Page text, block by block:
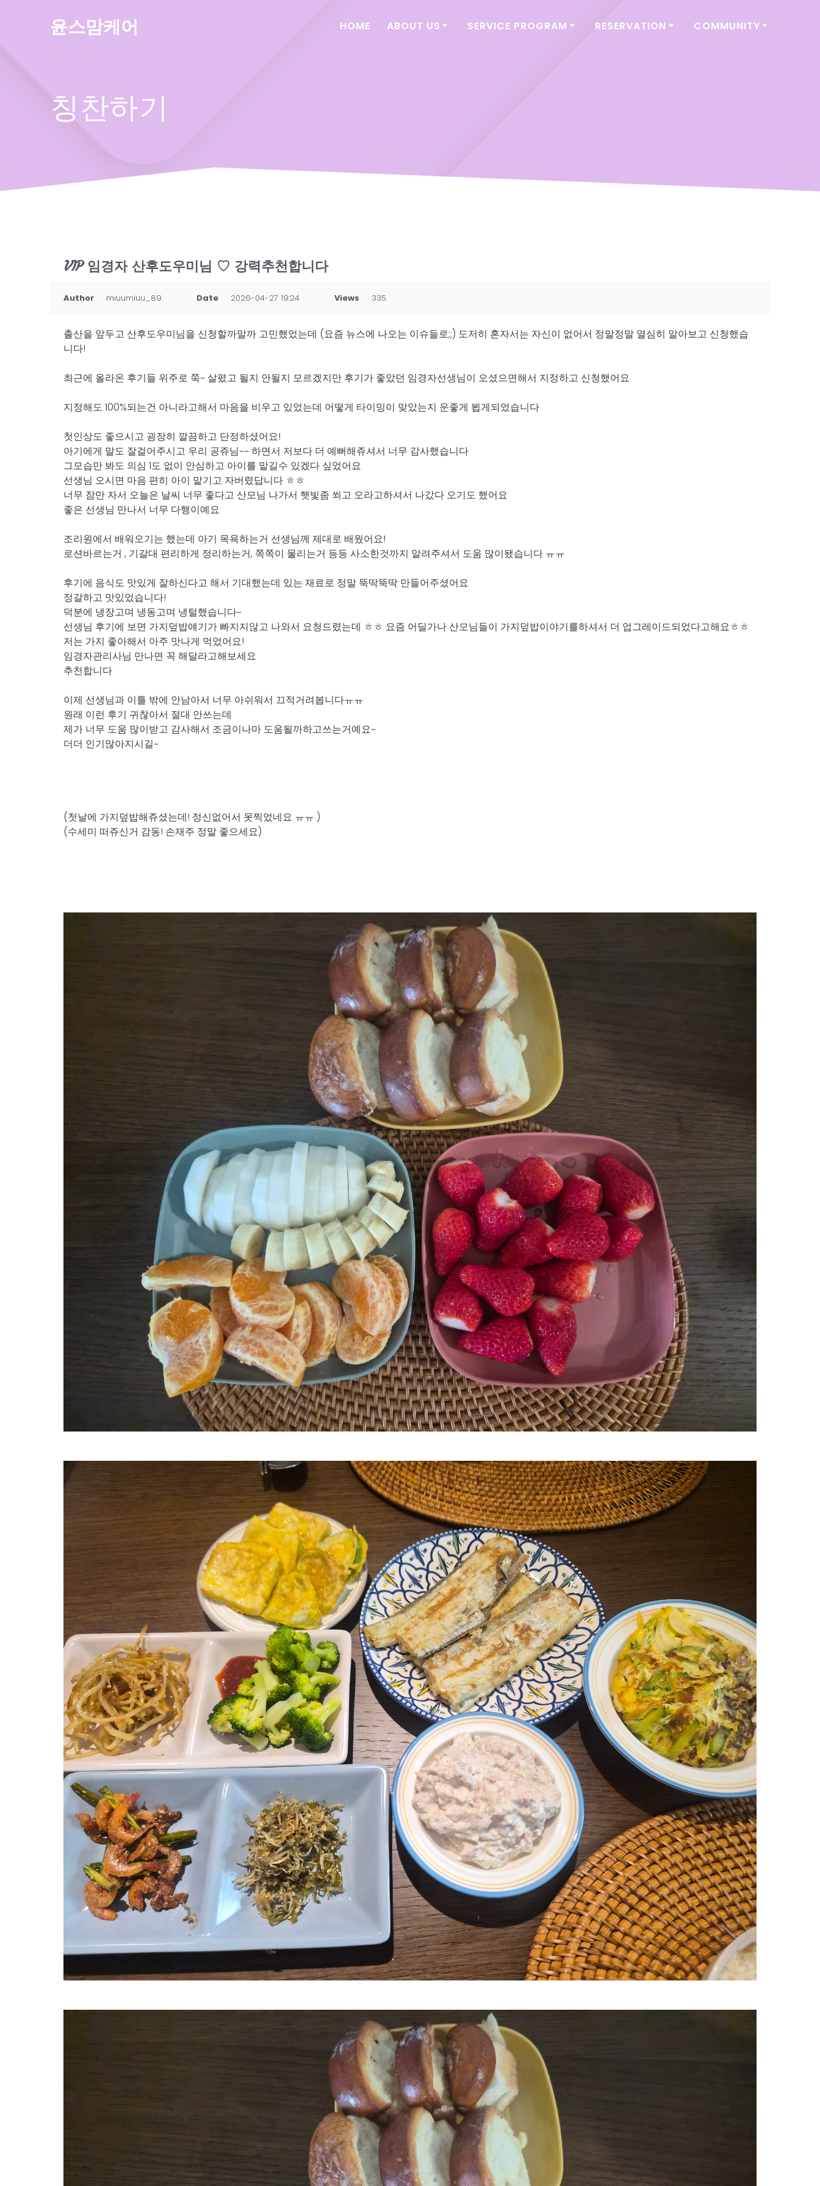
윤스맘케어 HOME ABOUT US SERVICE PROGRAM RESERVATION COMMUNITY
칭찬하기
VIP 임경자 산후도우미님 ♡ 강력추천합니다
Author miuumiuu_89 Date 2026-04-27 19:24 Views 335
출산을 앞두고 산후도우미님을 신청할까말까 고민했었는데 (요즘 뉴스에 나오는 이슈들로;;) 도저히 혼자서는 자신이 없어서 정말정말 열심히 알아보고 신청했습
니다!
최근에 올라온 후기들 위주로 쭉~ 살폈고 될지 안될지 모르겠지만 후기가 좋았던 임경자선생님이 오셨으면해서 지정하고 신청했어요
지정해도 100%되는건 아니라고해서 마음을 비우고 있었는데 어떻게 타이밍이 맞았는지 운좋게 뵙게되었습니다
첫인상도 좋으시고 굉장히 깔끔하고 단정하셨어요!
아기에게 말도 잘걸어주시고 우리 공쥬님~~ 하면서 저보다 더 예뻐해쥬셔서 너무 감사했습니다
그모습만 봐도 의심 1도 없이 안심하고 아이를 맡길수 있겠다 싶었어요
선생님 오시면 마음 편히 아이 맡기고 자버렸답니다 ㅎㅎ
너무 잠만 자서 오늘은 날씨 너무 좋다고 산모님 나가서 햇빛좀 쐬고 오라고하셔서 나갔다 오기도 했어요
좋은 선생님 만나서 너무 다행이예요
조리원에서 배워오기는 했는데 아기 목욕하는거 선생님께 제대로 배웠어요!
로션바르는거 , 기갈대 편리하게 정리하는거, 쪽쪽이 물리는거 등등 사소한것까지 알려주셔서 도움 많이됐습니다 ㅠㅠ
후기에 음식도 맛있게 잘하신다고 해서 기대했는데 있는 재료로 정말 뚝딱뚝딱 만들어주셨어요
정갈하고 맛있었습니다!
덕분에 냉장고며 냉동고며 냉털했습니다~
선생님 후기에 보면 가지덮밥얘기가 빠지지않고 나와서 요청드렸는데 ㅎㅎ 요즘 어딜가나 산모님들이 가지덮밥이야기를하셔서 더 업그레이드되었다고해요ㅎㅎ
저는 가지 좋아해서 아주 맛나게 먹었어요!
임경자관리사님 만나면 꼭 해달라고해보세요
추천합니다
이제 선생님과 이틀 밖에 안남아서 너무 아쉬워서 끄적거려봅니다ㅠㅠ
원래 이런 후기 귀찮아서 절대 안쓰는데
제가 너무 도움 많이받고 감사해서 조금이나마 도움될까하고쓰는거예요~
더더 인기많아지시길~
(첫날에 가지덮밥해쥬셨는데! 정신없어서 못찍었네요 ㅠㅠ )
(수세미 떠쥬신거 감동! 손재주 정말 좋으세요)